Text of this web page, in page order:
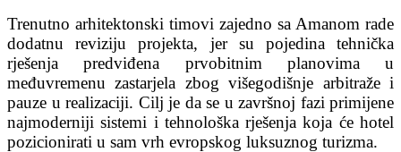
Trenutno arhitektonski timovi zajedno sa Amanom rade
dodatnu reviziju projekta, jer su pojedina tehnička
rješenja predviđena prvobitnim planovima u
međuvremenu zastarjela zbog višegodišnje arbitraže i
pauze u realizaciji. Cilj je da se u završnoj fazi primijene
najmoderniji sistemi i tehnološka rješenja koja će hotel
pozicionirati u sam vrh evropskog luksuznog turizma.